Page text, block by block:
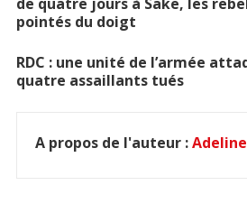
pointés du doigt
RDC : une unité de l’armée
quatre assaillants tués
A propos de l'auteur :